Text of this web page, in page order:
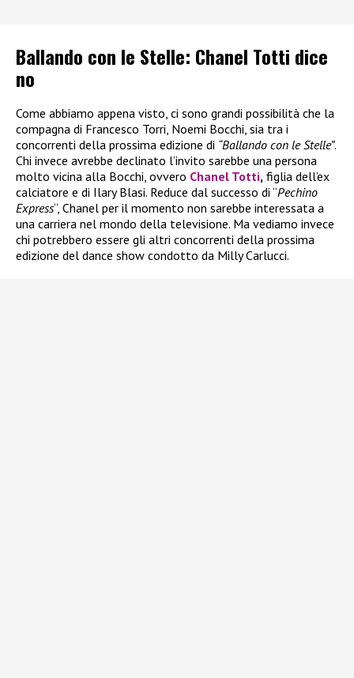
Ballando con le Stelle: Chanel Totti dice
no
Come abbiamo appena visto, ci sono grandi possibilità che la
compagna di Francesco Torri, Noemi Bocchi, sia tra i
concorrenti della prossima edizione di “Ballando con le Stelle”.
Chi invece avrebbe declinato l’invito sarebbe una persona
molto vicina alla Bocchi, ovvero Chanel Totti, figlia dell’ex
calciatore e di Ilary Blasi. Reduce dal successo di “Pechino
Express“, Chanel per il momento non sarebbe interessata a
una carriera nel mondo della televisione. Ma vediamo invece
chi potrebbero essere gli altri concorrenti della prossima
edizione del dance show condotto da Milly Carlucci.